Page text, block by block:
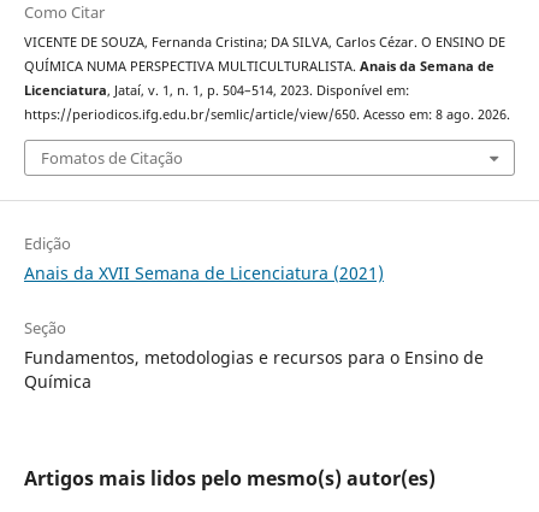
Como Citar
VICENTE DE SOUZA, Fernanda Cristina; DA SILVA, Carlos Cézar. O ENSINO DE
QUÍMICA NUMA PERSPECTIVA MULTICULTURALISTA. Anais da Semana de
Licenciatura, Jataí, v. 1, n. 1, p. 504–514, 2023. Disponível em:
https://periodicos.ifg.edu.br/semlic/article/view/650. Acesso em: 8 ago. 2026.
Fomatos de Citação
Edição
Anais da XVII Semana de Licenciatura (2021)
Seção
Fundamentos, metodologias e recursos para o Ensino de
Química
Artigos mais lidos pelo mesmo(s) autor(es)